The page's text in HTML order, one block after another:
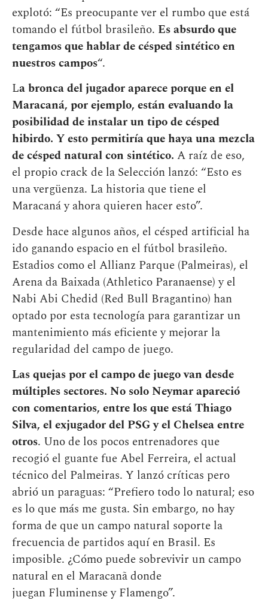
explotó: “Es preocupante ver el rumbo que está
tomando el fútbol brasileño. Es absurdo que
tengamos que hablar de césped sintético en
nuestros campos“.
La bronca del jugador aparece porque en el
Maracaná, por ejemplo, están evaluando la
posibilidad de instalar un tipo de césped
hibirdo. Y esto permitiría que haya una mezcla
de césped natural con sintético. A raíz de eso,
el propio crack de la Selección lanzó: “Esto es
una vergüenza. La historia que tiene el
Maracaná y ahora quieren hacer esto”.
Desde hace algunos años, el césped artificial ha
ido ganando espacio en el fútbol brasileño.
Estadios como el Allianz Parque (Palmeiras), el
Arena da Baixada (Athletico Paranaense) y el
Nabi Abi Chedid (Red Bull Bragantino) han
optado por esta tecnología para garantizar un
mantenimiento más eficiente y mejorar la
regularidad del campo de juego.
Las quejas por el campo de juego van desde
múltiples sectores. No solo Neymar apareció
con comentarios, entre los que está Thiago
Silva, el exjugador del PSG y el Chelsea entre
otros. Uno de los pocos entrenadores que
recogió el guante fue Abel Ferreira, el actual
técnico del Palmeiras. Y lanzó críticas pero
abrió un paraguas: “Prefiero todo lo natural; eso
es lo que más me gusta. Sin embargo, no hay
forma de que un campo natural soporte la
frecuencia de partidos aquí en Brasil. Es
imposible. ¿Cómo puede sobrevivir un campo
natural en el Maracanã donde
juegan Fluminense y Flamengo”.